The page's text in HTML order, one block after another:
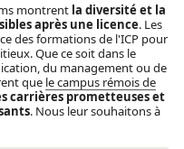
montrent la diversité et la
après une licence. Les
des formations de l'ICP pour
Que ce soit dans le
du management ou de
que le campus rémois de
carrières prometteuses et
. Nous leur souhaitons à